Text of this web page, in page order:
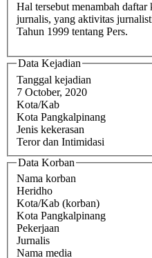
Hal tersebut menambah daftar
jurnalis, yang aktivitas
Tahun 1999 tentang Pers.
Data Kejadian
Tanggal kejadian
7 October, 2020
Kota/Kab
Kota Pangkalpinang
Jenis kekerasan
Teror dan Intimidasi
Data Korban
Nama korban
Heridho
Kota/Kab (korban)
Kota Pangkalpinang
Pekerjaan
Jurnalis
Nama media